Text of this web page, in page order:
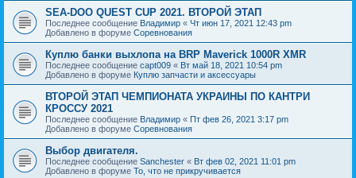
SEA-DOO QUEST CUP 2021. ВТОРОЙ ЭТАП
Последнее сообщение Владимир « Чт июн 17, 2021 12:43 pm
Добавлено в форуме Соревнования
Куплю банки выхлопа на BRP Maverick 1000R XMR
Последнее сообщение capt009 « Вт май 18, 2021 10:54 pm
Добавлено в форуме Куплю запчасти и аксессуары
ВТОРОЙ ЭТАП ЧЕМПИОНАТА УКРАИНЫ ПО КАНТРИ
КРОССУ 2021
Последнее сообщение Владимир « Пт фев 26, 2021 3:17 pm
Добавлено в форуме Соревнования
Выбор двигателя.
Последнее сообщение Sanchester « Вт фев 02, 2021 11:01 pm
Добавлено в форуме То, что не прикручивается